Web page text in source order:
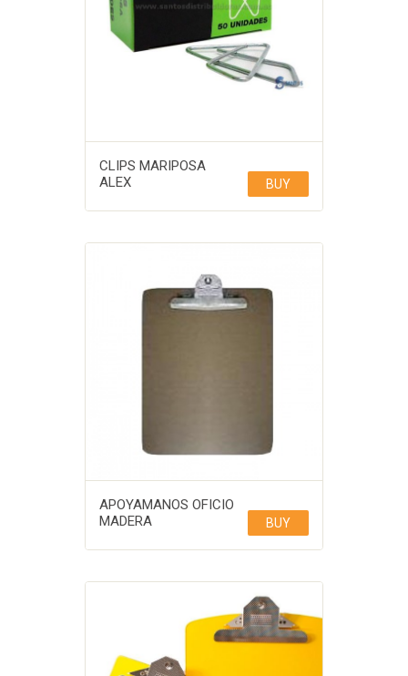
CLIPS MARIPOSA
ALEX
BUY
APOYAMANOS OFICIO
MADERA
BUY